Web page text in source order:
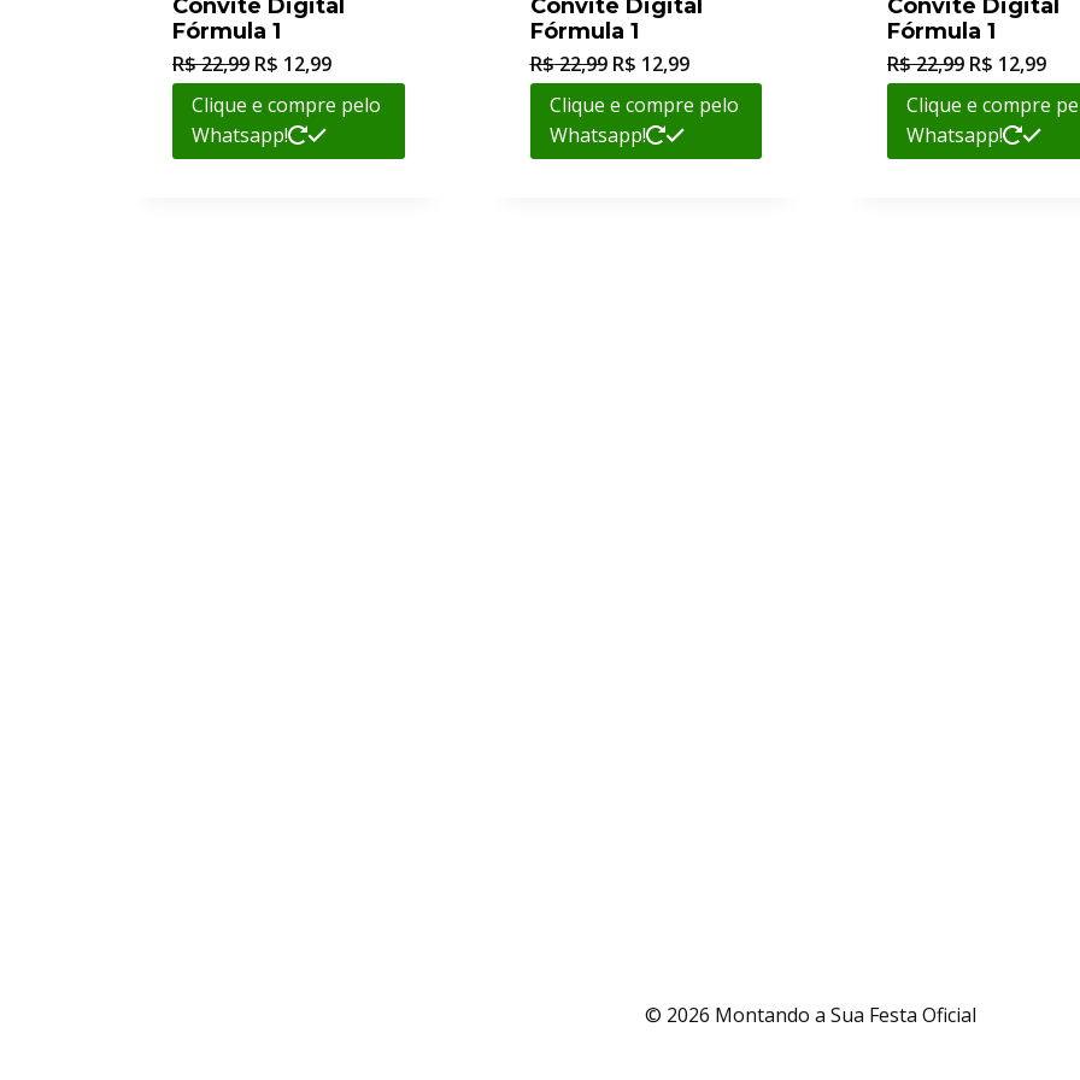
Convite Digital
Fórmula 1
R$22,99 R$ 12,99
Clique e compre pelo
Whatsapp!
Convite Digital
Fórmula 1
R$22,99 R$ 12,99
Clique e compre pelo
Whatsapp!
Convite Digital
Fórmula 1
R$22,99 R$ 12,99
Clique e compre
Whatsapp!
© 2026 Montando a Sua Festa Oficial